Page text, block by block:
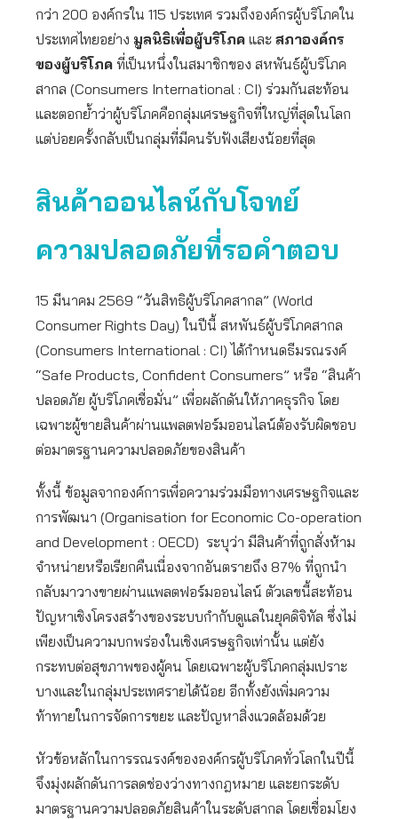
กว่า 200 องค์กรใน 115 ประเทศ รวมถึงองค์กรผู้บริโภคใน
ประเทศไทยอย่าง มูลนิธิเพื่อผู้บริโภค และ สภาองค์กร
ของผู้บริโภค ที่เป็นหนึ่งในสมาชิกของ สหพันธ์ผู้บริโภค
สากล (Consumers International : CI) ร่วมกันสะท้อน
และตอกย้ำว่าผู้บริโภคคือกลุ่มเศรษฐกิจที่ใหญ่ที่สุดในโลก
แต่บ่อยครั้งกลับเป็นกลุ่มที่มีคนรับฟังเสียงน้อยที่สุด
สินค้าออนไลน์กับโจทย์
ความปลอดภัยที่รอคำตอบ
15 มีนาคม 2569 “วันสิทธิผู้บริโภคสากล” (World
Consumer Rights Day) ในปีนี้ สหพันธ์ผู้บริโภคสากล
(Consumers International : CI) ได้กำหนดธีมรณรงค์
“Safe Products, Confident Consumers” หรือ “สินค้า
ปลอดภัย ผู้บริโภคเชื่อมั่น” เพื่อผลักดันให้ภาคธุรกิจ โดย
เฉพาะผู้ขายสินค้าผ่านแพลตฟอร์มออนไลน์ต้องรับผิดชอบ
ต่อมาตรฐานความปลอดภัยของสินค้า
ทั้งนี้ ข้อมูลจากองค์การเพื่อความร่วมมือทางเศรษฐกิจและ
การพัฒนา (Organisation for Economic Co-operation
and Development : OECD) ระบุว่า มีสินค้าที่ถูกสั่งห้าม
จำหน่ายหรือเรียกคืนเนื่องจากอันตรายถึง 87% ที่ถูกนำ
กลับมาวางขายผ่านแพลตฟอร์มออนไลน์ ตัวเลขนี้สะท้อน
ปัญหาเชิงโครงสร้างของระบบกำกับดูแลในยุคดิจิทัล ซึ่งไม่
เพียงเป็นความบกพร่องในเชิงเศรษฐกิจเท่านั้น แต่ยัง
กระทบต่อสุขภาพของผู้คน โดยเฉพาะผู้บริโภคกลุ่มเปราะ
บางและในกลุ่มประเทศรายได้น้อย อีกทั้งยังเพิ่มความ
ท้าทายในการจัดการขยะ และปัญหาสิ่งแวดล้อมด้วย
หัวข้อหลักในการรณรงค์ขององค์กรผู้บริโภคทั่วโลกในปีนี้
จึงมุ่งผลักดันการลดช่องว่างทางกฎหมาย และยกระดับ
มาตรฐานความปลอดภัยสินค้าในระดับสากล โดยเชื่อมโยง